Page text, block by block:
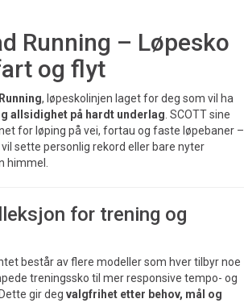
Running – Løpesko
og flyt
, løpeskolinjen laget for deg som vil ha
allsidighet på hardt underlag . SCOTT sine
for løping på vei, fortau og faste løpebaner –
sette personlig rekord eller bare nyter
himmel.
for trening og
består av flere modeller som hver tilbyr noe
treningssko til mer responsive tempo- og
gir deg valgfrihet etter behov, mål og